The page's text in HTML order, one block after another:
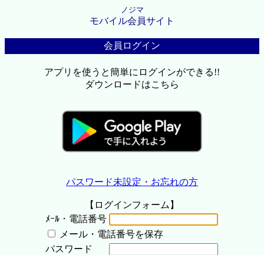
ノジマ
モバイル会員サイト
会員ログイン
アプリを使うと簡単にログインができる!!
ダウンロードはこちら
パスワード未設定・お忘れの方
【ログインフォーム】
ﾒｰﾙ・電話番号
メール・電話番号を保存
パスワード